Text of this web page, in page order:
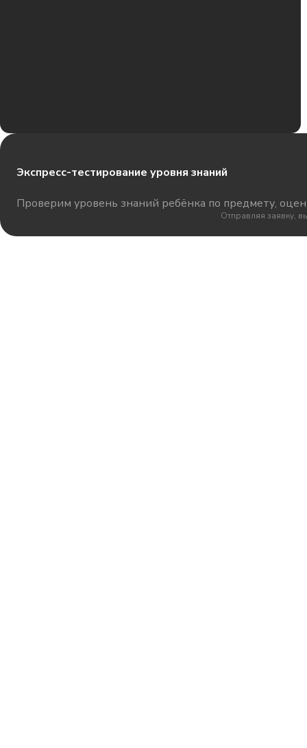
Экспресс-тестирование уровня знаний
Проверим уровень знаний ребёнка по предмету,
Отправляя заявку,